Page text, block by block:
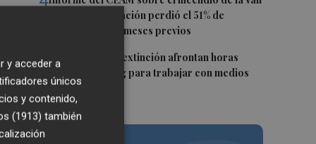
d'Uixó: la vegetación perdió el 51% de
humedad en los meses previos
5 Los equipos de extinción afrontan horas
"vitales" en Tírig para trabajar con medios
aéreos
y acceder a
únicos
y contenido,
(1913) también